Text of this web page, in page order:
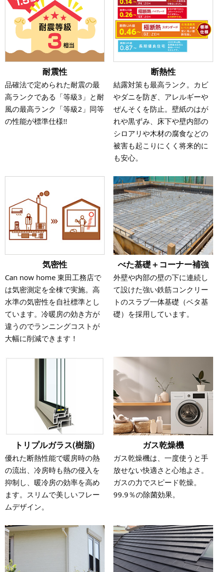
耐震性
品確法で定められた耐震の最
高ランクである「等級3」と耐
風の最高ランク「等級2」同等
の性能が標準仕様!!
断熱性
結露対策も最高ランク。カビ
やダニを防ぎ、アレルギーや
ぜんそくを防止。壁紙のはが
れや黒ずみ、床下や壁内部の
シロアリや木材の腐食などの
被害も起こりにくく将来的に
も安心。
気密性
Can now home 東田工務店で
は気密測定を全棟で実施。高
水準の気密性を自社標準とし
ています。冷暖房の効き方が
違うのでランニングコストが
大幅に削減できます！
べた基礎＋コーナー補強
外壁や内部の壁の下に連続し
て設けた強い鉄筋コンクリー
トのスラブ一体基礎（ベタ基
礎）を採用しています。
トリプルガラス(樹脂)
優れた断熱性能で暖房時の熱
の流出、冷房時も熱の侵入を
抑制し、暖冷房の効率を高め
ます。スリムで美しいフレー
ムデザイン。
ガス乾燥機
ガス乾燥機は、一度使うと手
放せない快適さと心地よさ。
ガスの力でスピード乾燥。
99.9％の除菌効果。